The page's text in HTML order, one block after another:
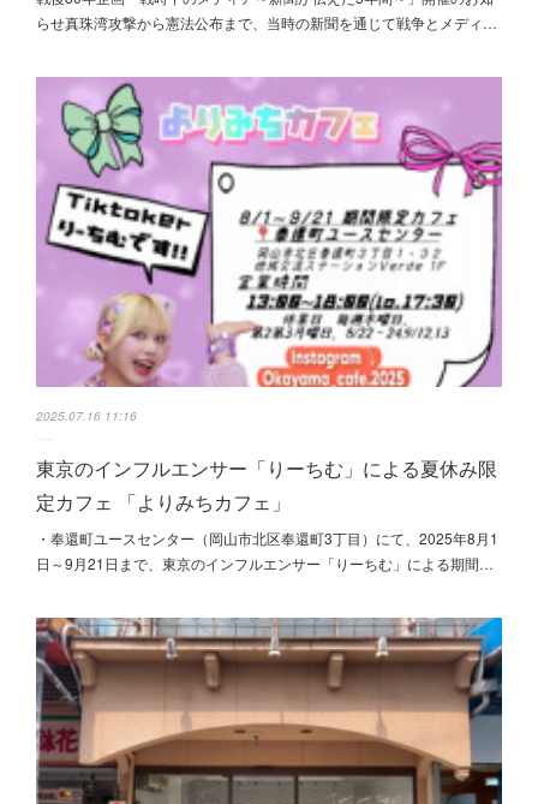
らせ真珠湾攻撃から憲法公布まで、当時の新聞を通じて戦争とメディ…
2025.07.16 11:16
東京のインフルエンサー「りーちむ」による夏休み限
定カフェ 「よりみちカフェ」
・奉還町ユースセンター（岡山市北区奉還町3丁目）にて、2025年8月1
日～9月21日まで、東京のインフルエンサー「りーちむ」による期間…